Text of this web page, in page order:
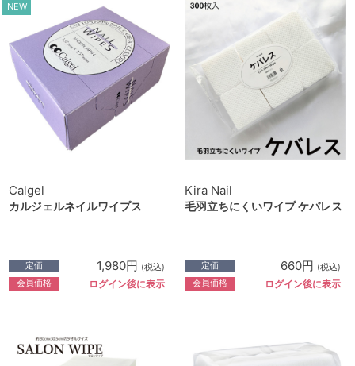
NEW
Calgel
カルジェルネイルワイプス
定価 1,980円 (税込)
会員価格 ログイン後に表示
Kira Nail
毛羽立ちにくいワイプ ケバレス
定価 660円 (税込)
会員価格 ログイン後に表示